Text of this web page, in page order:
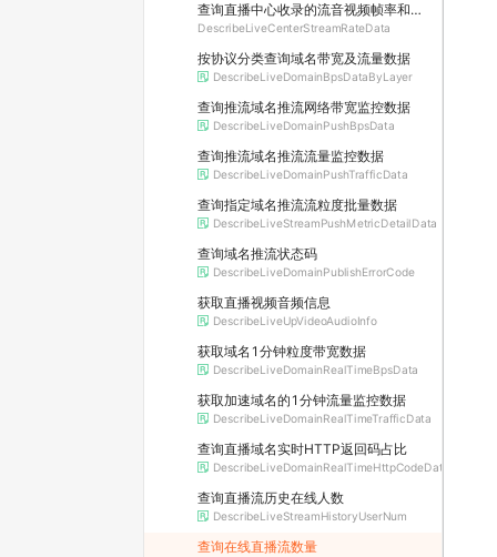
查询直播中心收录的流音视频帧率和码率
DescribeLiveCenterStreamRateData
按协议分类查询域名带宽及流量数据
DescribeLiveDomainBpsDataByLayer
查询推流域名推流网络带宽监控数据
DescribeLiveDomainPushBpsData
查询推流域名推流流量监控数据
DescribeLiveDomainPushTrafficData
查询指定域名推流流粒度批量数据
DescribeLiveStreamPushMetricDetailData
查询域名推流状态码
DescribeLiveDomainPublishErrorCode
获取直播视频音频信息
DescribeLiveUpVideoAudioInfo
获取域名1分钟粒度带宽数据
DescribeLiveDomainRealTimeBpsData
获取加速域名的1分钟流量监控数据
DescribeLiveDomainRealTimeTrafficData
查询直播域名实时HTTP返回码占比
DescribeLiveDomainRealTimeHttpCodeData
查询直播流历史在线人数
DescribeLiveStreamHistoryUserNum
查询在线直播流数量